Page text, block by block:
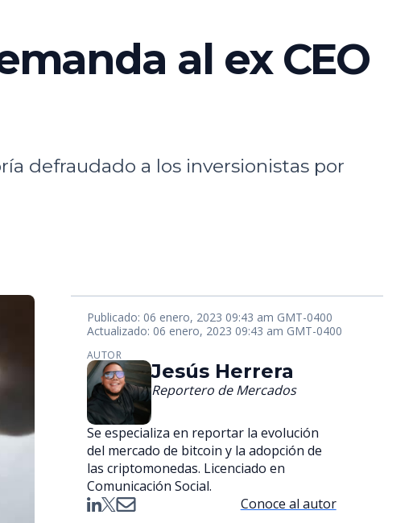
al ex CEO
defraudado a los inversionistas por
Publicado: 06 enero, 2023 09:43 am GMT-0400
Actualizado: 06 enero, 2023 09:43 am GMT-0400
AUTOR
Jesús Herrera
Reportero de Mercados
Se especializa en reportar la evolución
del mercado de bitcoin y la adopción de
las criptomonedas. Licenciado en
Comunicación Social.
Conoce al autor